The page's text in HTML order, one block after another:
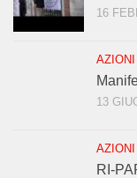
16
AZIONI
13
AZIONI
RI-